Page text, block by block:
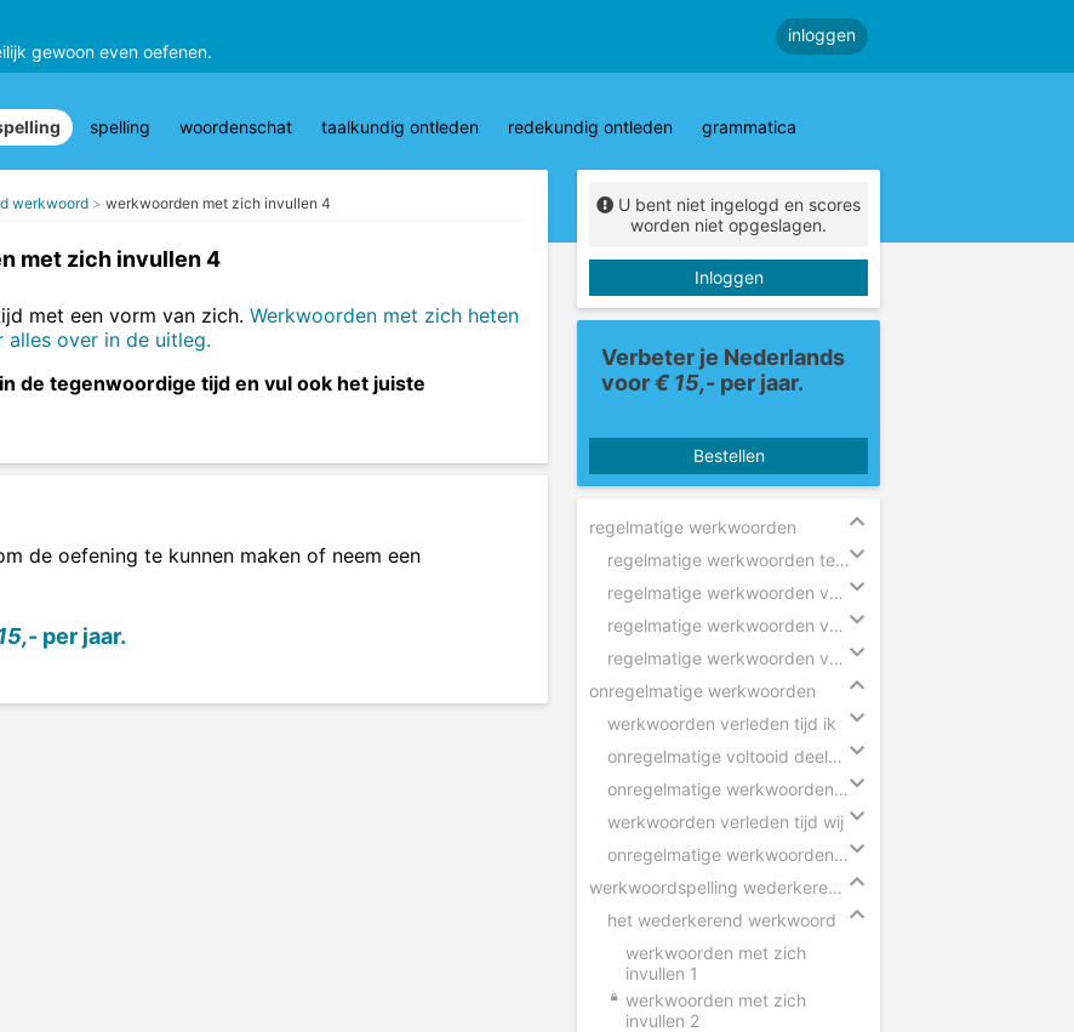
gewoon even oefenen.
inloggen
spelling woordenschat taalkundig ontleden redekundig ontleden grammatica
werkwoord werkwoorden met zich invullen 4
met zich invullen 4
met een vorm van zich. Werkwoorden met zich heten
alles over in de uitleg.
de tegenwoordige tijd en vul ook het juiste
de oefening te kunnen maken of neem een
per jaar.
U bent niet ingelogd en scores
worden niet opgeslagen.
Inloggen
Verbeter je Nederlands
voor€ 15,- per jaar.
Bestellen
regelmatige werkwoorden
regelmatige werkwoorden tegenwoordige tijd
regelmatige werkwoorden verleden tijd
regelmatige werkwoorden voltooid deelwoord
regelmatige werkwoorden verleden tijd eenvoudig
onregelmatige werkwoorden
werkwoorden verleden tijd ik
onregelmatige voltooid deelwoorden in zinnen
onregelmatige werkwoorden voltooid deelwoord
werkwoorden verleden tijd wij
onregelmatige werkwoorden verleden tijd
werkwoordspelling wederkerend werkwoord
het wederkerend werkwoord
werkwoorden met zich
invullen 1
werkwoorden met zich
invullen 2